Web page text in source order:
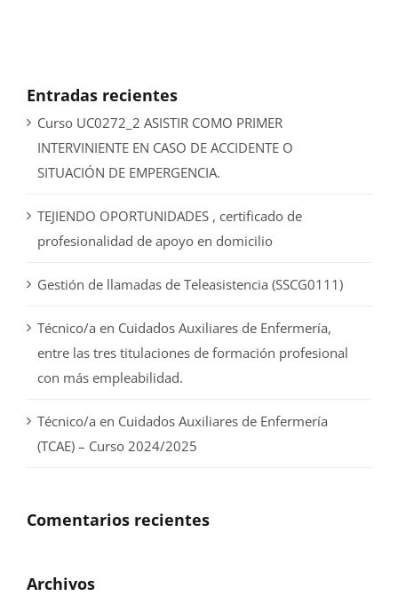
Entradas recientes
Curso UC0272_2 ASISTIR COMO PRIMER
INTERVINIENTE EN CASO DE ACCIDENTE O
SITUACIÓN DE EMPERGENCIA.
TEJIENDO OPORTUNIDADES , certificado de
profesionalidad de apoyo en domicilio
Gestión de llamadas de Teleasistencia (SSCG0111)
Técnico/a en Cuidados Auxiliares de Enfermería,
entre las tres titulaciones de formación profesional
con más empleabilidad.
Técnico/a en Cuidados Auxiliares de Enfermería
(TCAE) – Curso 2024/2025
Comentarios recientes
Archivos